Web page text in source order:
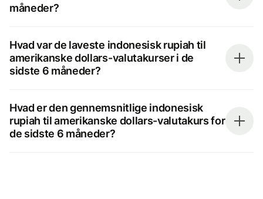
måneder?
Hvad var de laveste indonesisk rupiah til
amerikanske dollars-valutakurser i de
sidste 6 måneder?
Hvad er den gennemsnitlige indonesisk
rupiah til amerikanske dollars-valutakurs for
de sidste 6 måneder?